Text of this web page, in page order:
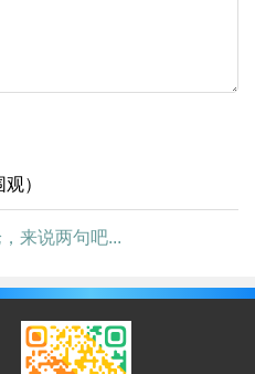
）
来说两句吧...